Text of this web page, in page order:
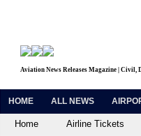
Aviation News Releases Magazine | Civil,
HOME ALL NEWS
Home Airline Tickets